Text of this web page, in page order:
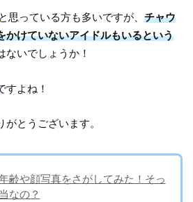
と思っている方も多いですが、チャウ
かけていないアイドルもいるという
ないでしょうか！
すよね！
とうございます。
齢や顔写真をさがしてみた！そっ
なの？